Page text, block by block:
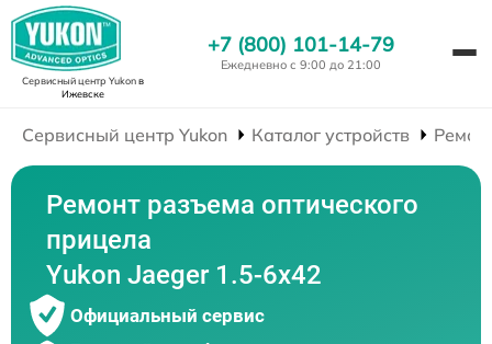
Сервисный центр Yukonв
Ижевске
+7 (800) 101-14-79
Ежедневно с 9:00 до 21:00
Сервисный центр Yukon Каталог устройств
Ремонт разъема оптического
прицела
Yukon Jaeger 1.5-6x42
Официальный сервис